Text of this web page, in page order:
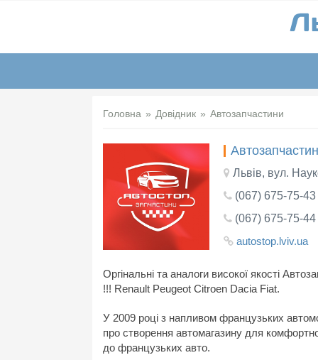
Головна Довідник Автозапчастини
Львів, вул.
(067) 675-75-43
(067) 675-75-44
autostop.lviv.ua
Оргінальні та аналоги високої якості
!!! Renault Peugeot Citroen Dacia Fiat.
У 2009 році з напливом французьких
про створення автомагазину для
до французьких авто.